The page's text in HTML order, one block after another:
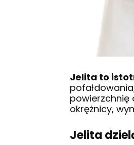
Jelita to
powierzchnię
okrężnicy,
Jelita